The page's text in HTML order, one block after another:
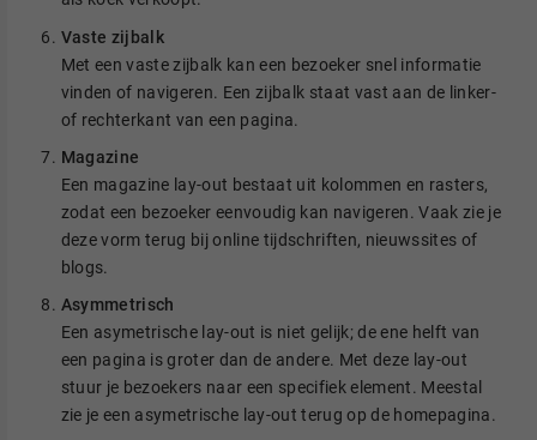
Vaste zijbalk
Met een vaste zijbalk kan een bezoeker snel informatie
vinden of navigeren. Een zijbalk staat vast aan de linker-
of rechterkant van een pagina.
Magazine
Een magazine lay-out bestaat uit kolommen en rasters,
zodat een bezoeker eenvoudig kan navigeren. Vaak zie je
deze vorm terug bij online tijdschriften, nieuwssites of
blogs.
Asymmetrisch
Een asymetrische lay-out is niet gelijk; de ene helft van
een pagina is groter dan de andere. Met deze lay-out
stuur je bezoekers naar een specifiek element. Meestal
zie je een asymetrische lay-out terug op de homepagina.